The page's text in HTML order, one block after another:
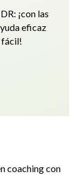
¡con las
eficaz
fácil!
coaching con